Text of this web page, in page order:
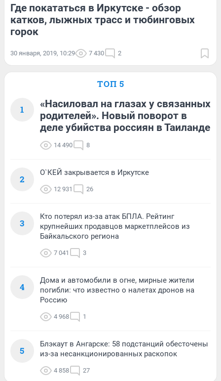
Где покататься в Иркутске - обзор
катков, лыжных трасс и тюбинговых
горок
30 января, 2019, 10:29 7 430 2
ТОП 5
1
«Насиловал на глазах у связанных
родителей». Новый поворот в
деле убийства россиян в Таиланде
14 490 8
2
О`КЕЙ закрывается в Иркутске
12 931 26
3
Кто потерял из-за атак БПЛА. Рейтинг
крупнейших продавцов маркетплейсов из
Байкальского региона
7 041 3
4
Дома и автомобили в огне, мирные жители
погибли: что известно о налетах дронов на
Россию
4 968 1
5
Блэкаут в Ангарске: 58 подстанций обесточены
из-за несанкционированных раскопок
4 858 27